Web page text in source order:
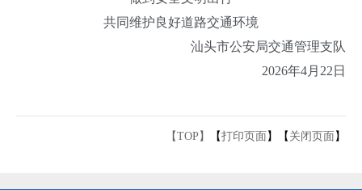
共同维护良好道路交通环境
汕头市公安局交通管理支队
2026年4月22日
【TOP】 【打印页面 】【 关闭页面 】